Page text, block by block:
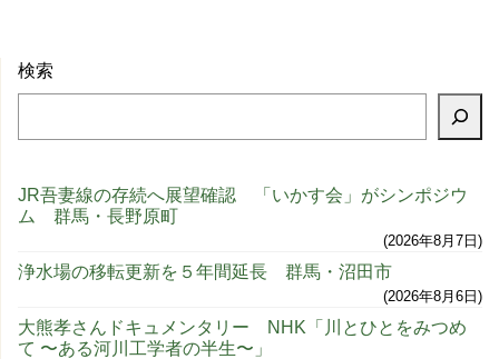
検索
JR吾妻線の存続へ展望確認 「いかす会」がシンポジウ
ム 群馬・長野原町
2026年8月7日
浄水場の移転更新を５年間延長 群馬・沼田市
2026年8月6日
大熊孝さんドキュメンタリー NHK「川とひとをみつめ
て 〜ある河川工学者の半生〜」